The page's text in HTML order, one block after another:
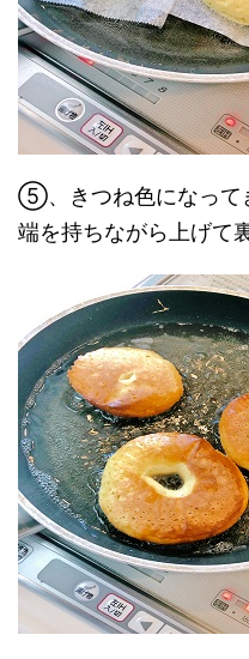
⑤、きつね色になって
端を持ちながら上げて